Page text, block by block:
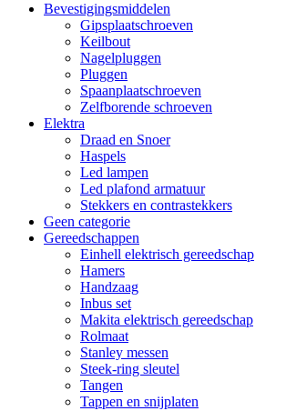
Bevestigingsmiddelen
Gipsplaatschroeven
Keilbout
Nagelpluggen
Pluggen
Spaanplaatschroeven
Zelfborende schroeven
Elektra
Draad en Snoer
Haspels
Led lampen
Led plafond armatuur
Stekkers en contrastekkers
Geen categorie
Gereedschappen
Einhell elektrisch gereedschap
Hamers
Handzaag
Inbus set
Makita elektrisch gereedschap
Rolmaat
Stanley messen
Steek-ring sleutel
Tangen
Tappen en snijplaten